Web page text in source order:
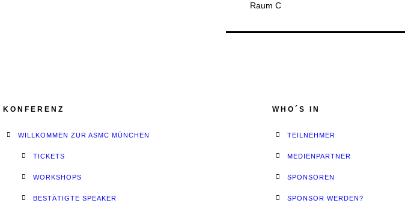
Raum C
KONFERENZ
WILLKOMMEN ZUR ASMC MÜNCHEN
TICKETS
WORKSHOPS
BESTÄTIGTE SPEAKER
WHO´S IN
TEILNEHMER
MEDIENPARTNER
SPONSOREN
SPONSOR WERDEN?